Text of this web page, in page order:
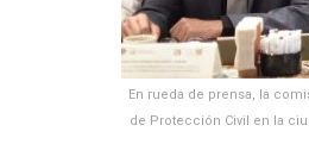
En rueda de prensa, la
de Protección Civil en la